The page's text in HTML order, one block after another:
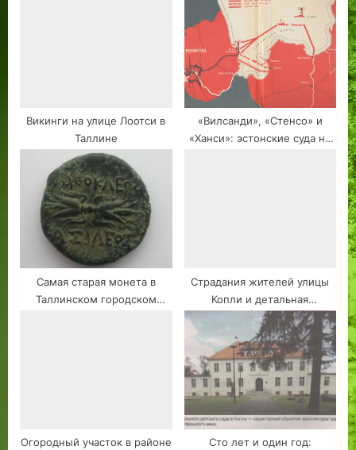
Викинги на улице Лоотси в
Таллине
«Вилсанди», «Стенсо» и
«Ханси»: эстонские суда на
Самая старая монета в
Таллинском городском
Страдания жителей улицы
Копли и детальная
планировка
Огородный участок в районе
Сто лет и один год: